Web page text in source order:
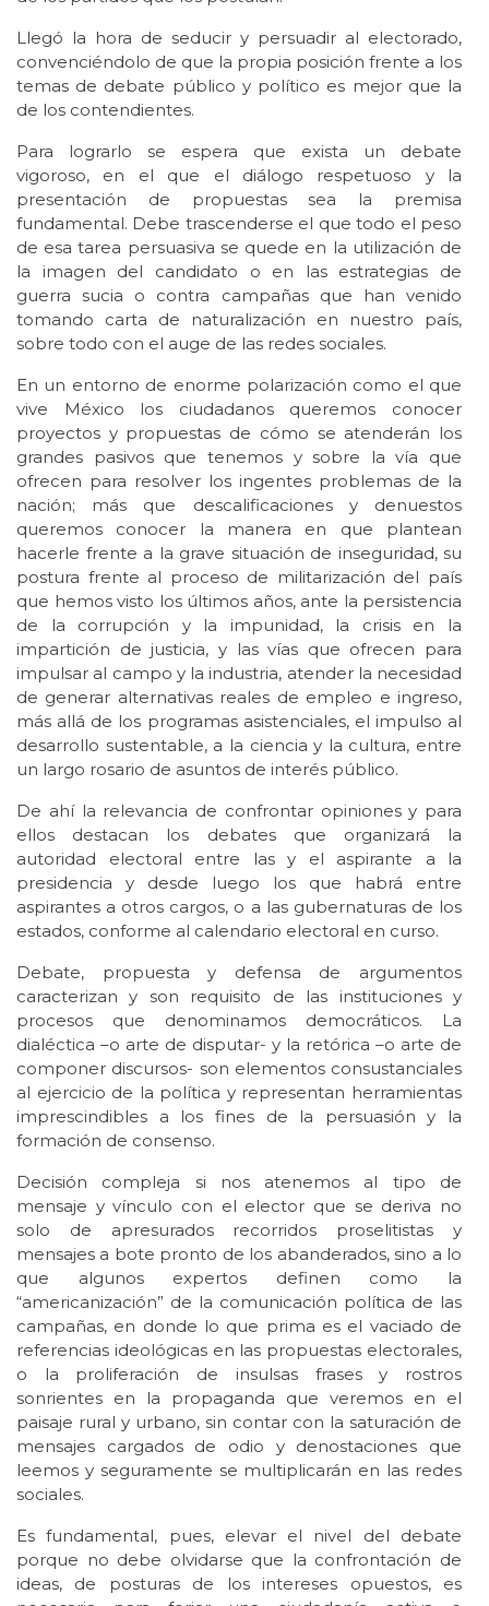
Llegó la hora de seducir y persuadir al electorado,
convenciéndolo de que la propia posición frente a los
temas de debate público y político es mejor que la
de los contendientes.
Para lograrlo se espera que exista un debate
vigoroso, en el que el diálogo respetuoso y la
presentación de propuestas sea la premisa
fundamental. Debe trascenderse el que todo el peso
de esa tarea persuasiva se quede en la utilización de
la imagen del candidato o en las estrategias de
guerra sucia o contra campañas que han venido
tomando carta de naturalización en nuestro país,
sobre todo con el auge de las redes sociales.
En un entorno de enorme polarización como el que
vive México los ciudadanos queremos conocer
proyectos y propuestas de cómo se atenderán los
grandes pasivos que tenemos y sobre la vía que
ofrecen para resolver los ingentes problemas de la
nación; más que descalificaciones y denuestos
queremos conocer la manera en que plantean
hacerle frente a la grave situación de inseguridad, su
postura frente al proceso de militarización del país
que hemos visto los últimos años, ante la persistencia
de la corrupción y la impunidad, la crisis en la
impartición de justicia, y las vías que ofrecen para
impulsar al campo y la industria, atender la necesidad
de generar alternativas reales de empleo e ingreso,
más allá de los programas asistenciales, el impulso al
desarrollo sustentable, a la ciencia y la cultura, entre
un largo rosario de asuntos de interés público.
De ahí la relevancia de confrontar opiniones y para
ellos destacan los debates que organizará la
autoridad electoral entre las y el aspirante a la
presidencia y desde luego los que habrá entre
aspirantes a otros cargos, o a las gubernaturas de los
estados, conforme al calendario electoral en curso.
Debate, propuesta y defensa de argumentos
caracterizan y son requisito de las instituciones y
procesos que denominamos democráticos. La
dialéctica –o arte de disputar- y la retórica –o arte de
componer discursos- son elementos consustanciales
al ejercicio de la política y representan herramientas
imprescindibles a los fines de la persuasión y la
formación de consenso.
Decisión compleja si nos atenemos al tipo de
mensaje y vínculo con el elector que se deriva no
solo de apresurados recorridos proselitistas y
mensajes a bote pronto de los abanderados, sino a lo
que algunos expertos definen como la
“americanización” de la comunicación política de las
campañas, en donde lo que prima es el vaciado de
referencias ideológicas en las propuestas electorales,
o la proliferación de insulsas frases y rostros
sonrientes en la propaganda que veremos en el
paisaje rural y urbano, sin contar con la saturación de
mensajes cargados de odio y denostaciones que
leemos y seguramente se multiplicarán en las redes
sociales.
Es fundamental, pues, elevar el nivel del debate
porque no debe olvidarse que la confrontación de
ideas, de posturas de los intereses opuestos, es